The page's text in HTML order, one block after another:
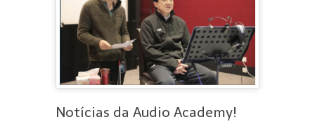
Notícias da Audio Academy!